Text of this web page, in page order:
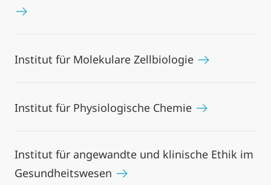
Institut für Molekulare Zellbiologie
Institut für Physiologische Chemie
Institut für angewandte und klinische Ethik im
Gesundheitswesen